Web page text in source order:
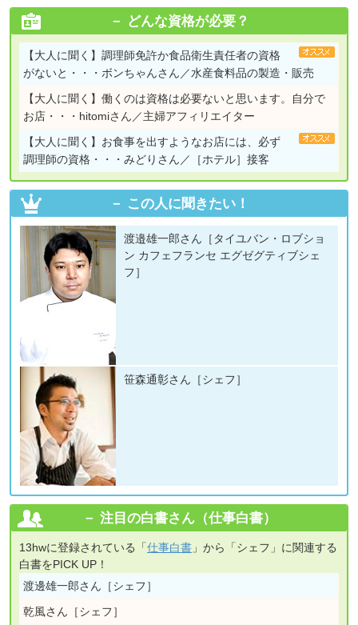
どんな資格が必要？
【大人に聞く】 調理師免許か食品衛生責任者の資格
がないと・・・ボンちゃんさん／水産食料品の製造・販売
【大人に聞く】 働くのは資格は必要ないと思います。自分で
お店・・・hitomiさん／主婦アフィリエイター
【大人に聞く】 お食事を出すようなお店には、必ず
調理師の資格・・・みどりさん／［ホテル］接客
この人に聞きたい！
渡邉雄一郎さん［タイユバン・ロブショ
ン カフェフランセ エグゼグティブシェ
フ］
笹森通彰さん［シェフ］
注目の白書さん（仕事白書）
13hwに登録されている「仕事白書 」から「シェフ」に関連する
白書をPICK UP！
渡邊雄一郎さん［シェフ］
乾風さん［シェフ］